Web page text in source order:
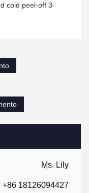
Ms. Lily
+86 18126094427
cold peel-off 3-